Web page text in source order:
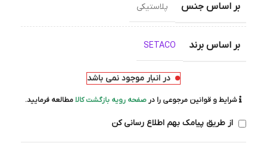
بر اساس جنس پلاستیکی
بر اساس برند SETACO
در انبار موجود نمی باشد
شرایط و قوانین مرجوعی را درصفحه رویه بازگشت کالامطالعه فرمایید.
از طریق پیامک بهم اطلاع رسانی کن